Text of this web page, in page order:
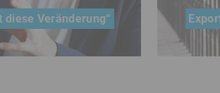
diese Veränderung“
Veronika Grimm über